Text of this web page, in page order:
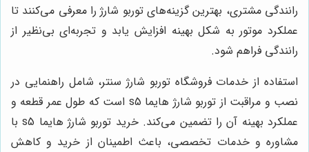
رانندگی مشتری، بهترین گزینه‌های توربو شارژ را معرفی می‌کنند تا
عملکرد موتور به شکل بهینه افزایش یابد و تجربه‌ای بی‌نظیر از
رانندگی فراهم شود.
استفاده از خدمات فروشگاه توربو شارژ سنتر، شامل راهنمایی در
نصب و مراقبت از توربو شارژ هایما s5 است که طول عمر قطعه و
عملکرد بهینه آن را تضمین می‌کند. خرید توربو شارژ هایما s5 با
مشاوره و خدمات تخصصی، باعث اطمینان از خرید و کاهش